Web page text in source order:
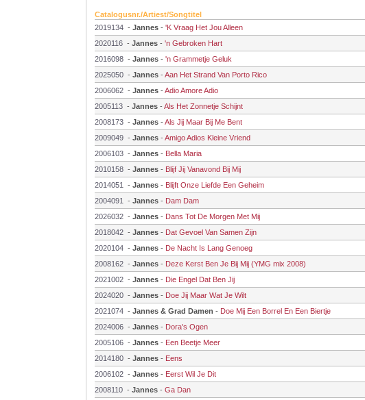
Catalogusnr./Artiest/Songtitel
2019134 - Jannes - 'K Vraag Het Jou Alleen
2020116 - Jannes - 'n Gebroken Hart
2016098 - Jannes - 'n Grammetje Geluk
2025050 - Jannes -Aan Het Strand Van Porto Rico
2006062 - Jannes -Adio Amore Adio
2005113 - Jannes -Als Het Zonnetje Schijnt
2008173 - Jannes -Als Jij Maar Bij Me Bent
2009049 - Jannes -Amigo Adios Kleine Vriend
2006103 - Jannes - Bella Maria
2010158 - Jannes - Blijf Jij Vanavond Bij Mij
2014051
- Jannes - Blijft Onze Liefde Een Geheim
2004091
- Jannes - Dam Dam
2026032 - Jannes - Dans Tot De Morgen Met Mij
2018042 - Jannes - Dat Gevoel Van Samen Zijn
2020104 - Jannes - De Nacht Is Lang Genoeg
2008162 - Jannes - Deze Kerst Ben Je Bij Mij (YMG mix 2008)
2021002 - Jannes - Die Engel Dat Ben Jij
2024020 - Jannes - Doe Jij Maar Wat Je Wilt
2021074 - Jannes & Grad Damen - Doe Mij Een Borrel En Een Biertje
2024006 - Jannes - Dora's Ogen
2005106 - Jannes - Een Beetje Meer
2014180 - Jannes - Eens
2006102 - Jannes - Eerst Wil Je Dit
2008110 - Jannes - Ga Dan